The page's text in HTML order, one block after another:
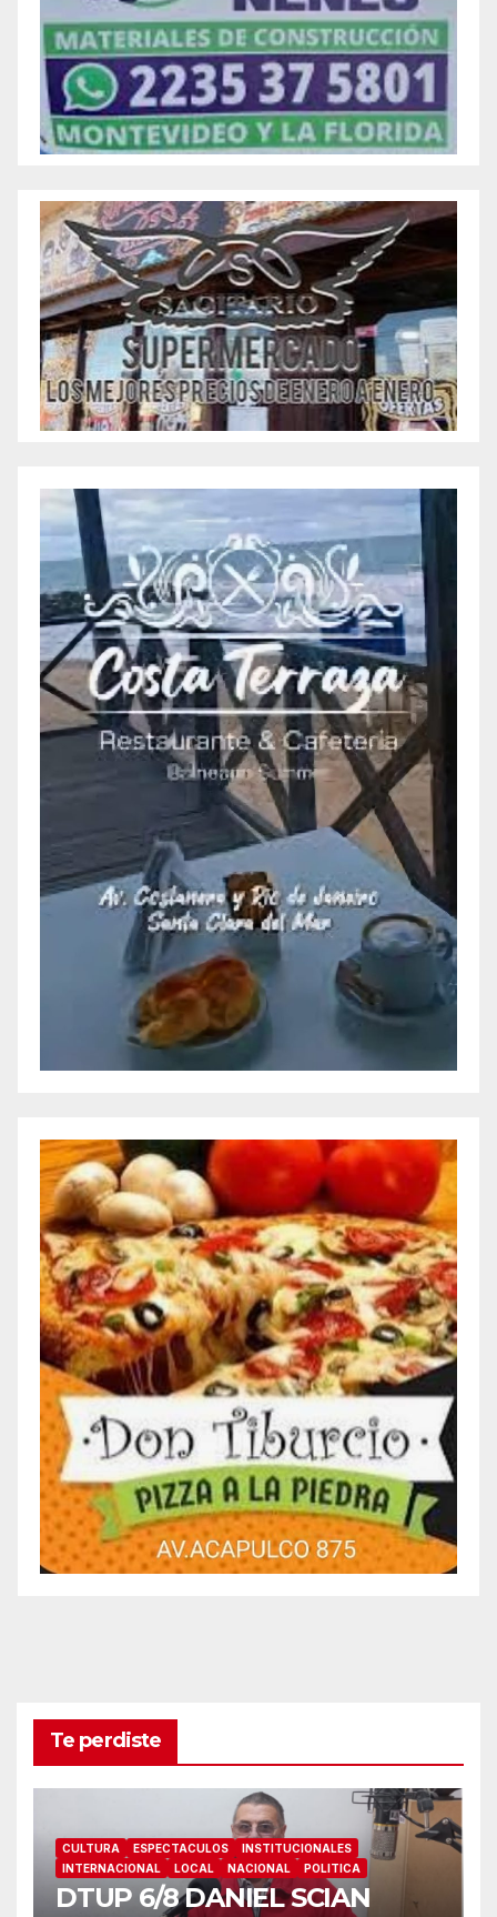
Te perdiste
CULTURA ESPECTACULOS
INSTITUCIONALES
INTERNACIONAL
LOCAL NACIONAL POLITICA
DTUP 6/8 DANIEL SCIAN